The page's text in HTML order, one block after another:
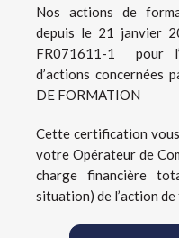
Nos actions de
depuis le 21 janvier
FR071611-1 pour
d’actions concernées
DE FORMATION
Cette certification vous
votre Opérateur de
charge financière
situation) de l’action